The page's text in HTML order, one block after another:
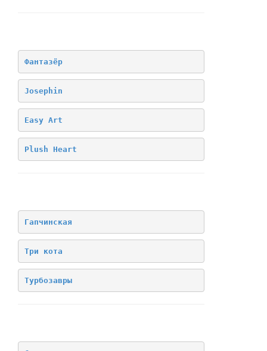
Фантазёр
Josephin
Easy Art
Plush Heart
Гапчинская
Три кота
Турбозавры